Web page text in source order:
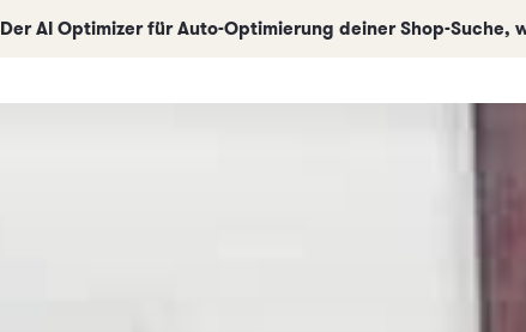
Der AI Optimizer für Auto-Optimierung deiner Shop-Suche,